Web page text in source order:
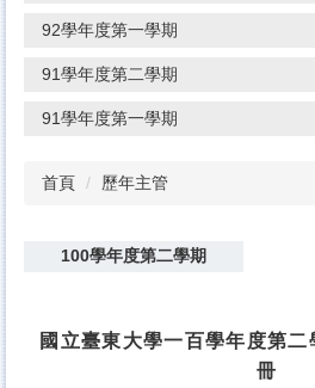
92學年度第一學期
91學年度第二學期
91學年度第一學期
首頁 歷年主管
100學年度第二學期
國立臺東大學一百學年度第
冊